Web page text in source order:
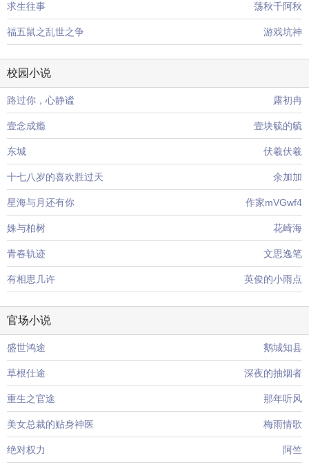
求生往事 荡秋千阿秋
福五鼠之乱世之争 游戏坑神
校园小说
路过你，心静谧 露初冉
壹念成瘾 壹块毓的毓
东城 伏羲伏羲
十七八岁的喜欢胜过天 余加加
星海与月还有你 作家mVGwf4
姝与柏树 花崎海
青春轨迹 文思逸笔
有相思几许 英俊的小雨点
官场小说
盛世鸿途 鹅城知县
草根仕途 深夜的抽烟者
重生之官途 那年听风
美女总裁的贴身神医 梅雨情歌
绝对权力 阿竺